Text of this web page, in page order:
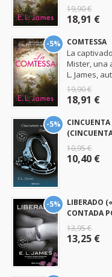
19,90 €
18,91 €
-5% COMTESSA
La
Mister, una
L. James,
19,90 €
18,91 €
-5%
CINCUENTA
10,95 €
10,40 €
-5%
LIBERADO
CONTADA
13,95 €
13,25 €